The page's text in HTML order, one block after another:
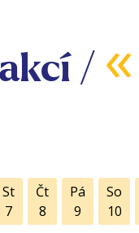
/ «
St
7
Čt
8
Pá
9
So
10